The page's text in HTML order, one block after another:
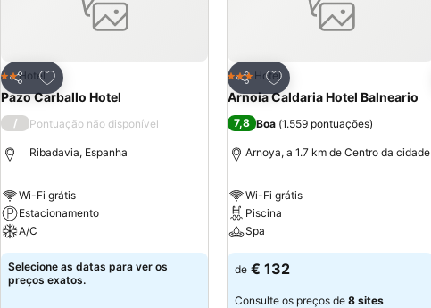
Partilhar
Adicionar aos favoritos
2 Estrelas
Hotel
Pazo Carballo Hotel
/ Pontuação não disponível
Ribadavia, Espanha
Wi-Fi grátis
Estacionamento
A/C
Selecione as datas para ver os
preços exatos.
Partilhar
Adicionar aos favoritos
3 Estrelas
Hotel
Arnoia Caldaria Hotel Balneario
7,8 Boa (1.559 pontuações)
Arnoya, a 1.7 km de Centro da cidade
Wi-Fi grátis
Piscina
Spa
de € 132
Consulte os preços de 8 sites